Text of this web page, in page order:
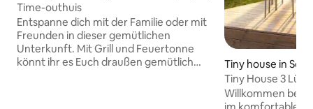
Time-outhuis
Entspanne dich mit der Familie oder mit
Freunden in dieser gemütlichen
Unterkunft. Mit Grill und Feuertonne
könnt ihr es Euch draußen gemütlich
Tiny house in
Tiny House 3
Heidepark Soltau
Willkommen bei